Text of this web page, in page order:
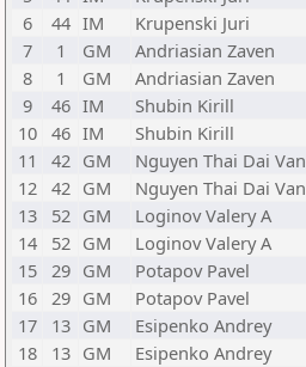
6
44 IM Krupenski Juri
7
1 GM Andriasian Zaven
8
1 GM Andriasian Zaven
9
46 IM Shubin Kirill
10 46 IM Shubin Kirill
11
42 GM Nguyen Thai Dai Van
12 42 GM Nguyen Thai Dai Van
13
52 GM Loginov Valery A
14
52 GM Loginov Valery A
15 29 GM Potapov Pavel
16 29 GM Potapov Pavel
17
13 GM Esipenko Andrey
18
13 GM Esipenko Andrey